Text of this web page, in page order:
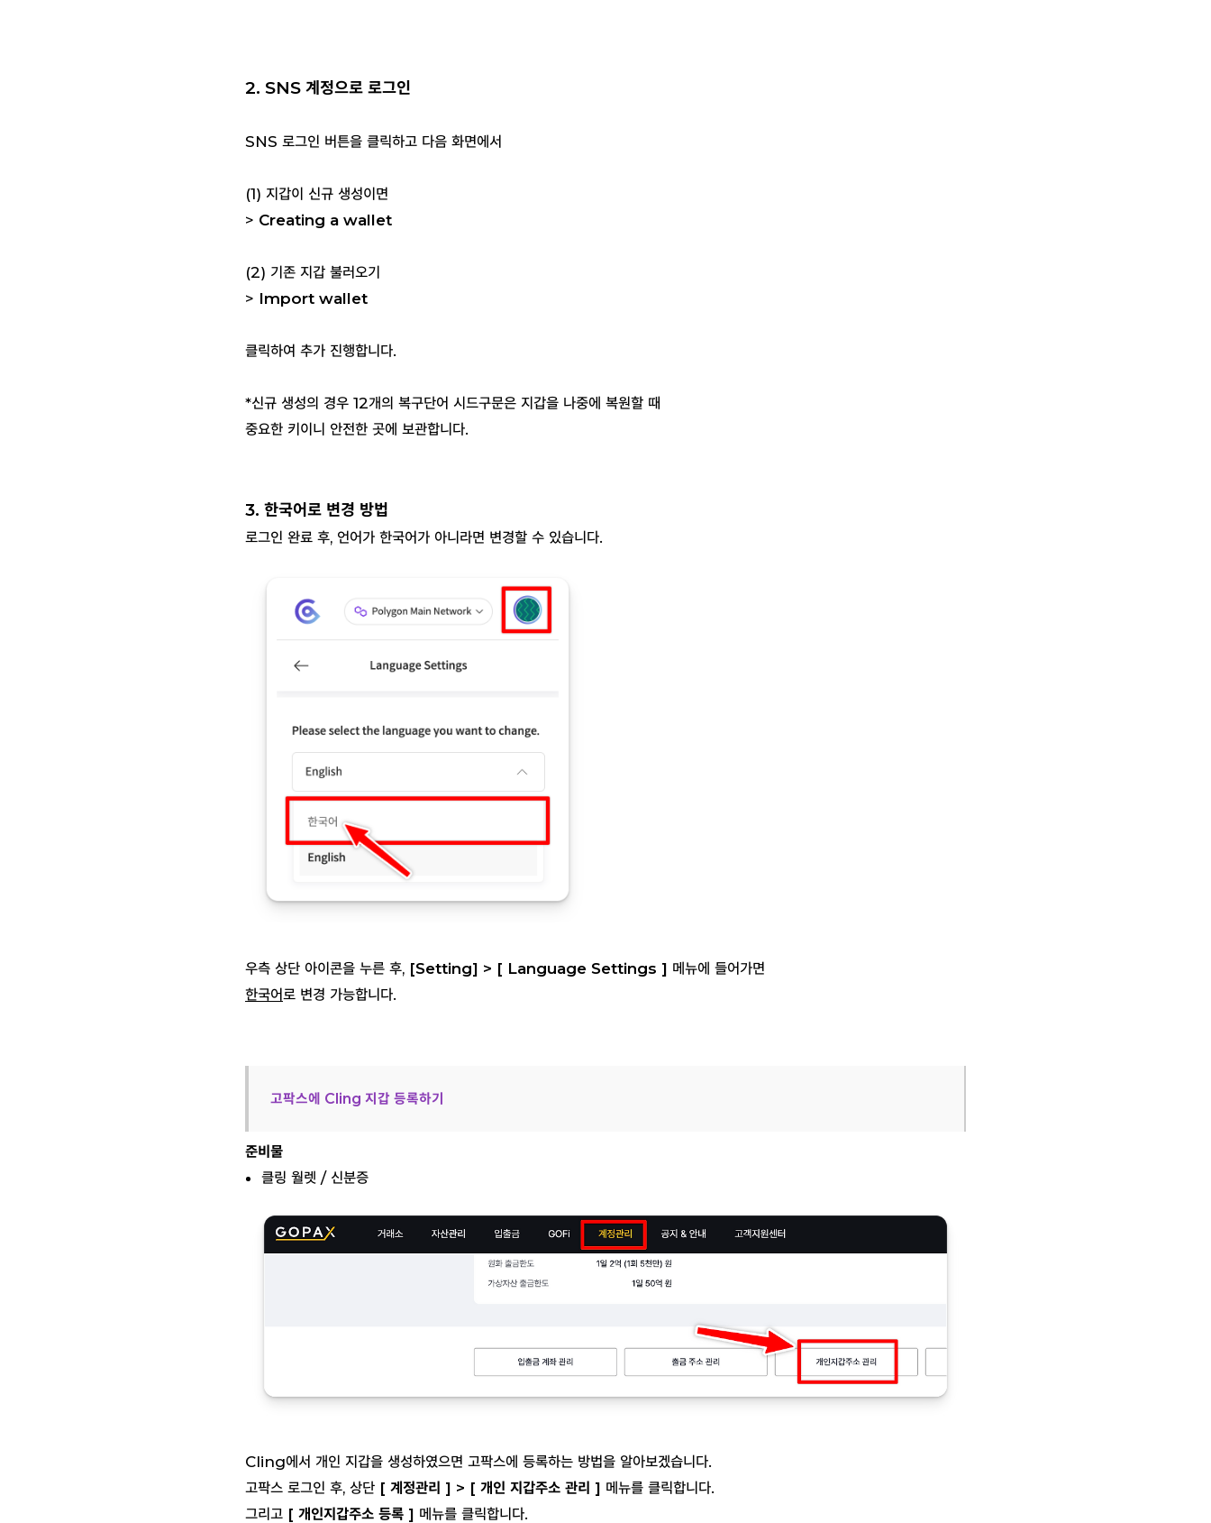
2. SNS 계정으로 로그인
SNS 로그인 버튼을 클릭하고 다음 화면에서
(1) 지갑이 신규 생성이면
> Creating a wallet
(2) 기존 지갑 불러오기
> Import wallet
클릭하여 추가 진행합니다.
*신규 생성의 경우 12개의 복구단어 시드구문은 지갑을 나중에 복원할 때
중요한 키이니 안전한 곳에 보관합니다.
3. 한국어로 변경 방법
로그인 완료 후, 언어가 한국어가 아니라면 변경할 수 있습니다.
우측 상단 아이콘을 누른 후, [Setting] > [ Language Settings ] 메뉴에 들어가면
한국어로 변경 가능합니다.
고팍스에 Cling 지갑 등록하기
준비물
클링 월렛 / 신분증
Cling에서 개인 지갑을 생성하였으면 고팍스에 등록하는 방법을 알아보겠습니다.
고팍스 로그인 후, 상단 [ 계정관리 ] > [ 개인 지갑주소 관리 ] 메뉴를 클릭합니다.
그리고 [ 개인지갑주소 등록 ] 메뉴를 클릭합니다.